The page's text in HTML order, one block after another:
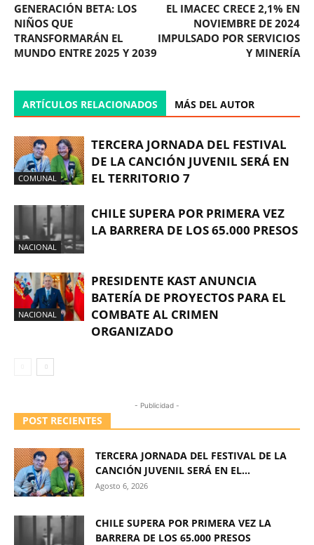
GENERACIÓN BETA: LOS
NIÑOS QUE
TRANSFORMARÁN EL
MUNDO ENTRE 2025 Y 2039
EL IMACEC CRECE 2,1% EN
NOVIEMBRE DE 2024
IMPULSADO POR SERVICIOS
Y MINERÍA
ARTÍCULOS RELACIONADOS MÁS DEL AUTOR
COMUNAL
TERCERA JORNADA DEL FESTIVAL
DE LA CANCIÓN JUVENIL SERÁ EN
EL TERRITORIO 7
NACIONAL
CHILE SUPERA POR PRIMERA VEZ
LA BARRERA DE LOS 65.000 PRESOS
NACIONAL
PRESIDENTE KAST ANUNCIA
BATERÍA DE PROYECTOS PARA EL
COMBATE AL CRIMEN
ORGANIZADO
- Publicidad -
POST RECIENTES
TERCERA JORNADA DEL FESTIVAL DE LA
CANCIÓN JUVENIL SERÁ EN EL...
Agosto 6, 2026
CHILE SUPERA POR PRIMERA VEZ LA
BARRERA DE LOS 65.000 PRESOS